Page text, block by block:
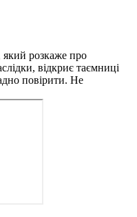
який розкаже про
відкриє таємниці
повірити. Не